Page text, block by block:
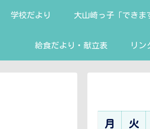
学校だより 大山崎っ子「できま
給食だより・献立表 リン
月 火